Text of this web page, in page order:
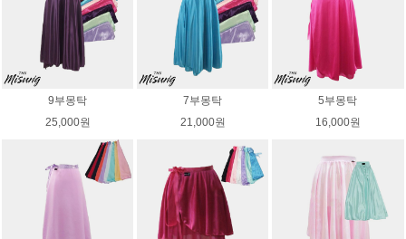
9부몽탁
25,000원
7부몽탁
21,000원
5부몽탁
16,000원